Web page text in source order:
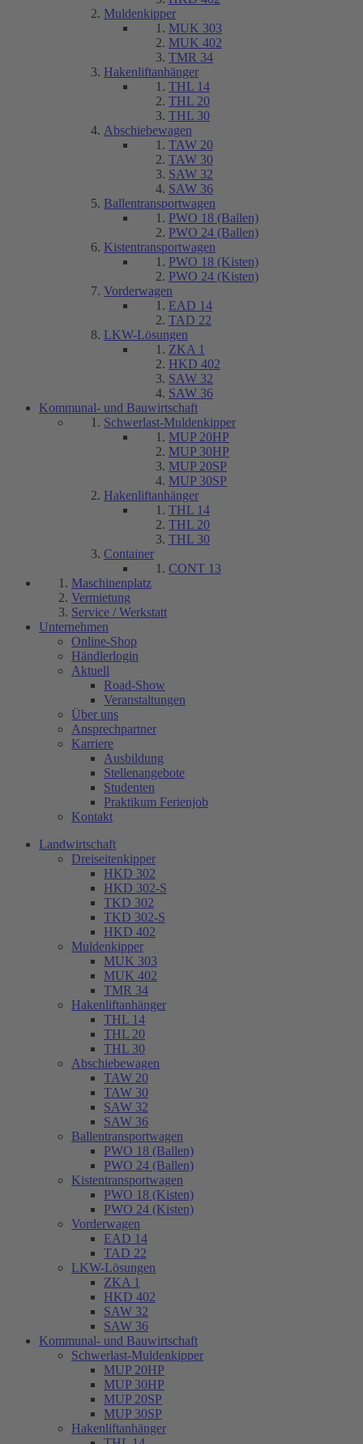
Muldenkipper
MUK 303
MUK 402
TMR 34
Hakenliftanhänger
THL 14
THL 20
THL 30
Abschiebewagen
TAW 20
TAW 30
SAW 32
SAW 36
Ballentransportwagen
PWO 18 (Ballen)
PWO 24 (Ballen)
Kistentransportwagen
PWO 18 (Kisten)
PWO 24 (Kisten)
Vorderwagen
EAD 14
TAD 22
LKW-Lösungen
ZKA 1
HKD 402
SAW 32
SAW 36
Kommunal- und Bauwirtschaft
Schwerlast-Muldenkipper
MUP 20HP
MUP 30HP
MUP 20SP
MUP 30SP
Hakenliftanhänger
THL 14
THL 20
THL 30
Container
CONT 13
Maschinenplatz
Vermietung
Service / Werkstatt
Unternehmen
Online-Shop
Händlerlogin
Aktuell
Road-Show
Veranstaltungen
Über uns
Ansprechpartner
Karriere
Ausbildung
Stellenangebote
Studenten
Praktikum Ferienjob
Kontakt
Landwirtschaft
Dreiseitenkipper
HKD 302
HKD 302-S
TKD 302
TKD 302-S
HKD 402
Muldenkipper
MUK 303
MUK 402
TMR 34
Hakenliftanhänger
THL 14
THL 20
THL 30
Abschiebewagen
TAW 20
TAW 30
SAW 32
SAW 36
Ballentransportwagen
PWO 18 (Ballen)
PWO 24 (Ballen)
Kistentransportwagen
PWO 18 (Kisten)
PWO 24 (Kisten)
Vorderwagen
EAD 14
TAD 22
LKW-Lösungen
ZKA 1
HKD 402
SAW 32
SAW 36
Kommunal- und Bauwirtschaft
Schwerlast-Muldenkipper
MUP 20HP
MUP 30HP
MUP 20SP
MUP 30SP
Hakenliftanhänger